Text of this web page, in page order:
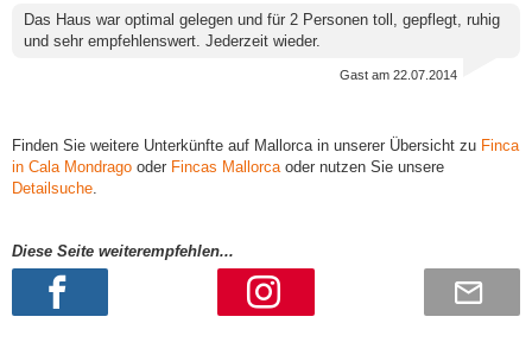
Das Haus war optimal gelegen und für 2 Personen toll, gepflegt, ruhig
und sehr empfehlenswert. Jederzeit wieder.
Gast am 22.07.2014
Finden Sie weitere Unterkünfte auf Mallorca in unserer Übersicht zu Finca
in Cala Mondrago oder Fincas Mallorcaoder nutzen Sie unsere
Detailsuche.
Diese Seite weiterempfehlen...